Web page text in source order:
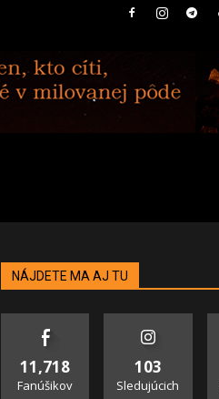
NÁJDETE MA AJ TU
11,718
Fanúšikov
103
Sledujúcich